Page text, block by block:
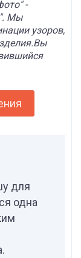
-
Мы
узоров,
для
одна